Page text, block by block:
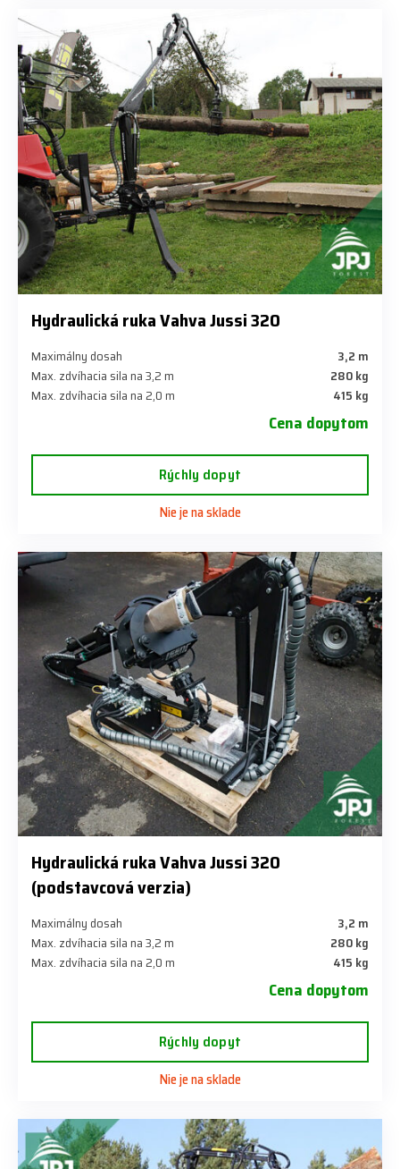
Hydraulická ruka Vahva Jussi 320
Maximálny dosah
3,2 m
Max. zdvíhacia sila na 3,2 m
280 kg
Max. zdvíhacia sila na 2,0 m
415 kg
Cena dopytom
Rýchly dopyt
Nie je na sklade
Hydraulická ruka Vahva Jussi 320
(podstavcová verzia)
Maximálny dosah
3,2 m
Max. zdvíhacia sila na 3,2 m
280 kg
Max. zdvíhacia sila na 2,0 m
415 kg
Cena dopytom
Rýchly dopyt
Nie je na sklade